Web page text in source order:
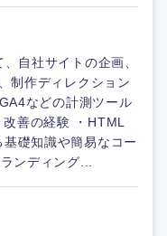
自社サイトの企画、
制作ディレクション
などの計測ツール
善の経験 ・HTML
礎知識や簡易なコー
ンディング...